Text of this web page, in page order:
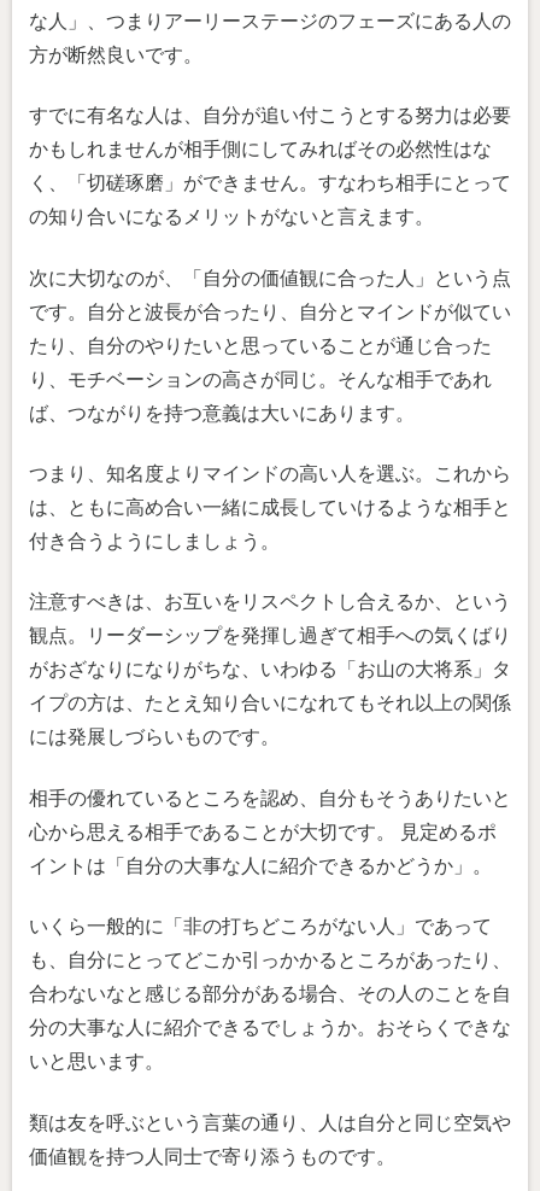
な人」、つまりアーリーステージのフェーズにある人の
方が断然良いです。
すでに有名な人は、自分が追い付こうとする努力は必要
かもしれませんが相手側にしてみればその必然性はな
く、「切磋琢磨」ができません。すなわち相手にとって
の知り合いになるメリットがないと言えます。
次に大切なのが、「自分の価値観に合った人」という点
です。自分と波長が合ったり、自分とマインドが似てい
たり、自分のやりたいと思っていることが通じ合った
り、モチベーションの高さが同じ。そんな相手であれ
ば、つながりを持つ意義は大いにあります。
つまり、知名度よりマインドの高い人を選ぶ。これから
は、ともに高め合い一緒に成長していけるような相手と
付き合うようにしましょう。
注意すべきは、お互いをリスペクトし合えるか、という
観点。リーダーシップを発揮し過ぎて相手への気くばり
がおざなりになりがちな、いわゆる「お山の大将系」タ
イプの方は、たとえ知り合いになれてもそれ以上の関係
には発展しづらいものです。
相手の優れているところを認め、自分もそうありたいと
心から思える相手であることが大切です。 見定めるポ
イントは「自分の大事な人に紹介できるかどうか」。
いくら一般的に「非の打ちどころがない人」であって
も、自分にとってどこか引っかかるところがあったり、
合わないなと感じる部分がある場合、その人のことを自
分の大事な人に紹介できるでしょうか。おそらくできな
いと思います。
類は友を呼ぶという言葉の通り、人は自分と同じ空気や
価値観を持つ人同士で寄り添うものです。